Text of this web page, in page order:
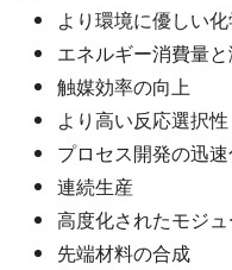
より環境に優しい
エネルギー消費量
触媒効率の向上
より高い反応選択性
プロセス開発の迅
連続生産
高度化されたモジ
先端材料の合成